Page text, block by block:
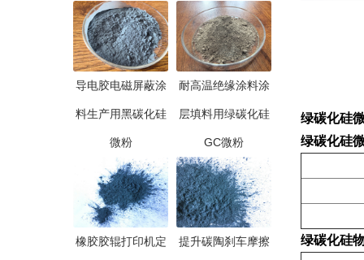
导电胶电磁屏蔽涂
料生产用黑碳化硅
微粉
耐高温绝缘涂料涂
层填料用绿碳化硅
GC微粉
橡胶胶辊打印机定 提升碳陶刹车摩擦
绿碳化硅
绿碳化硅
绿碳化硅